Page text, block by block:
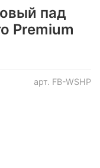
арт. FB-WSHP
пад
Premium